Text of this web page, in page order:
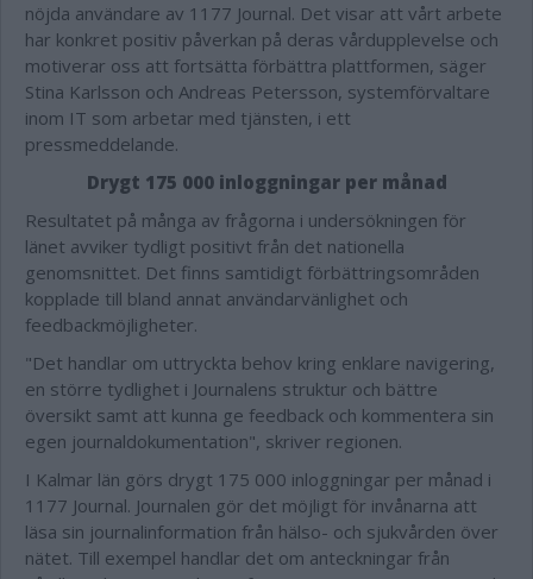
nöjda användare av 1177 Journal. Det visar att vårt arbete
har konkret positiv påverkan på deras vårdupplevelse och
motiverar oss att fortsätta förbättra plattformen, säger
Stina Karlsson och Andreas Petersson, systemförvaltare
inom IT som arbetar med tjänsten, i ett
pressmeddelande.
Drygt 175 000 inloggningar per månad
Resultatet på många av frågorna i undersökningen för
länet avviker tydligt positivt från det nationella
genomsnittet. Det finns samtidigt förbättringsområden
kopplade till bland annat användarvänlighet och
feedbackmöjligheter.
"Det handlar om uttryckta behov kring enklare navigering,
en större tydlighet i Journalens struktur och bättre
översikt samt att kunna ge feedback och kommentera sin
egen journaldokumentation", skriver regionen.
I Kalmar län görs drygt 175 000 inloggningar per månad i
1177 Journal. Journalen gör det möjligt för invånarna att
läsa sin journalinformation från hälso- och sjukvården över
nätet. Till exempel handlar det om anteckningar från